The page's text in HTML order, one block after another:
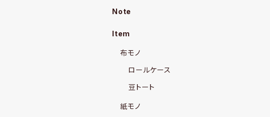
Note
Item
布モノ
ロールケース
豆トート
紙モノ